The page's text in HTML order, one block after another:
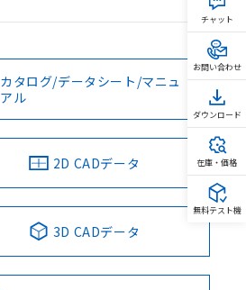
カタログ/データシート/マニュ
アル
2D CADデータ
3D CADデータ
チャット
お問い合わせ
ダウンロード
在庫・価格
無料テスト機